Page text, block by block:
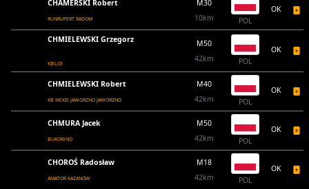
CHAMERSKI Robert
RUNRUPERT RADOM
M30
10km
POL
OK
CHMIELEWSKI Grzegorz
KIELCE
M50
42km
POL
OK
CHMIELEWSKI Robert
KB MCKIS JAWORZNO JAWORZNO
M40
42km
POL
OK
CHMURA Jacek
BUKOWNO
M50
42km
POL
OK
CHOROŚ Radosław
AMATOR KAZANÓW
M18
42km
POL
OK